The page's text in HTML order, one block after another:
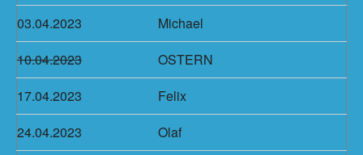
03.04.2023
Michael
10.04.2023
OSTERN
17.04.2023
Felix
24.04.2023
Olaf